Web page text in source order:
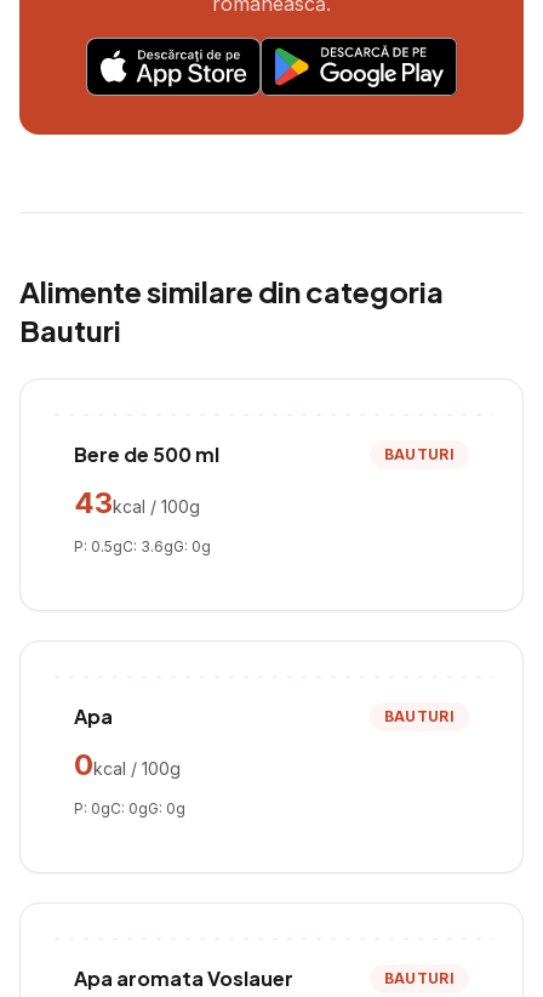
Alimente similare din categoria
Bauturi
Bere de 500 ml BAUTURI
43kcal / 100g
P: 0.5gC: 3.6gG: 0g
Apa BAUTURI
0kcal / 100g
P: 0gC: 0gG: 0g
Apa aromata Voslauer
BAUTURI